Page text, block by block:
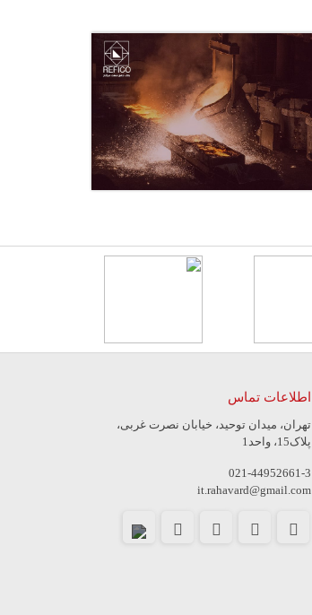
اطلاعات تماس
تهران، میدان توحید، خیابان نصرت غربی،
پلاک15، واحد1
021-44952661-3
it.rahavard@gmail.com